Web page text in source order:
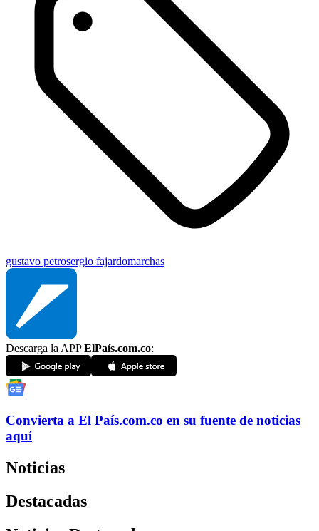
gustavo petrosergio fajardomarchas
Descarga la APPElPaís.com.co:
Convierta a El País.com.co en su fuente de noticias
aquí
Noticias
Destacadas